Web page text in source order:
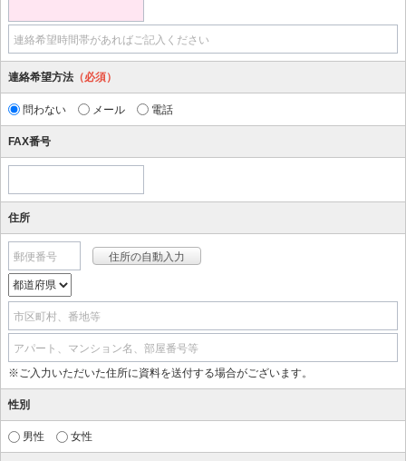
連絡希望時間帯があればご記入ください
連絡希望方法 （必須）
問わない メール 電話
FAX番号
住所
郵便番号
市区町村、番地等
アパート、マンション名、部屋番号等
※ご入力いただいた住所に資料を送付する場合がございます。
性別
男性 女性